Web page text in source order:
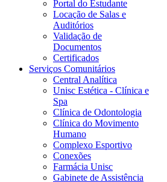
Portal do Estudante
Locação de Salas e
Auditórios
Validação de
Documentos
Certificados
Serviços Comunitários
Central Analítica
Unisc Estética - Clínica e
Spa
Clínica de Odontologia
Clínica do Movimento
Humano
Complexo Esportivo
Conexões
Farmácia Unisc
Gabinete de Assistência